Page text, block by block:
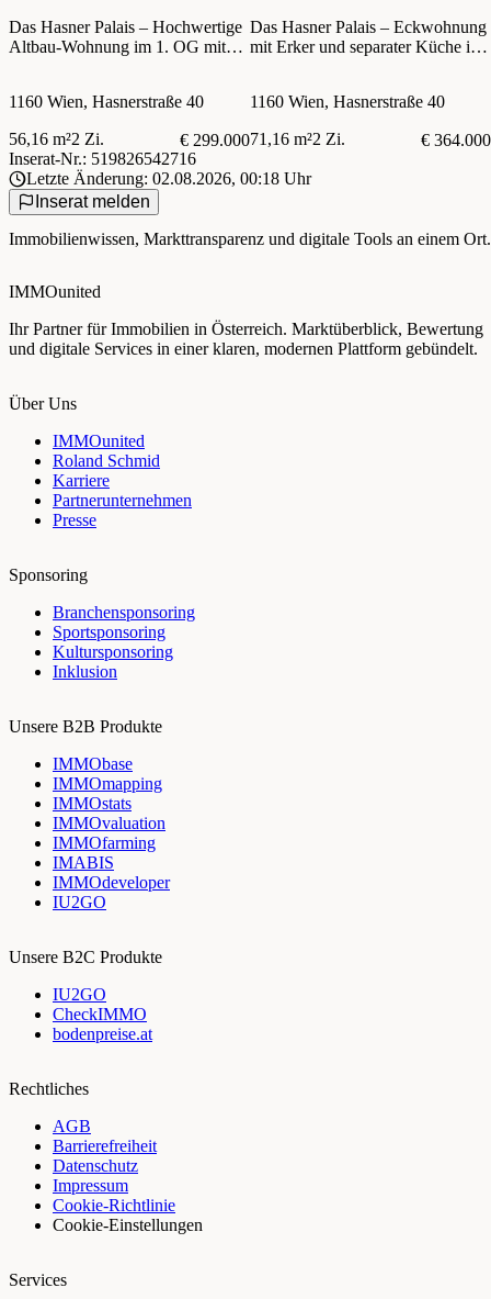
Das Hasner Palais – Hochwertige
Altbau-Wohnung im 1. OG mit
1160 Wien, Hasnerstraße 40
56,16 m²2 Zi. € 299.000
Das Hasner Palais – Eckwohnung
mit Erker und separater Küche im
1160 Wien, Hasnerstraße 40
71,16 m²2 Zi.
€ 364.000
Inserat-Nr.: 519826542716
Letzte Änderung: 02.08.2026, 00:18 Uhr
Inserat melden
Immobilienwissen, Markttransparenz und digitale Tools an einem Ort.
IMMOunited
Ihr Partner für Immobilien in Österreich. Marktüberblick, Bewertung
und digitale Services in einer klaren, modernen Plattform gebündelt.
Über Uns
IMMOunited
Roland Schmid
Karriere
Partnerunternehmen
Presse
Sponsoring
Branchensponsoring
Sportsponsoring
Kultursponsoring
Inklusion
Unsere B2B Produkte
IMMObase
IMMOmapping
IMMOstats
IMMOvaluation
IMMOfarming
IMABIS
IMMOdeveloper
IU2GO
Unsere B2C Produkte
IU2GO
CheckIMMO
bodenpreise.at
Rechtliches
AGB
Barrierefreiheit
Datenschutz
Impressum
Cookie-Richtlinie
Cookie-Einstellungen
Services